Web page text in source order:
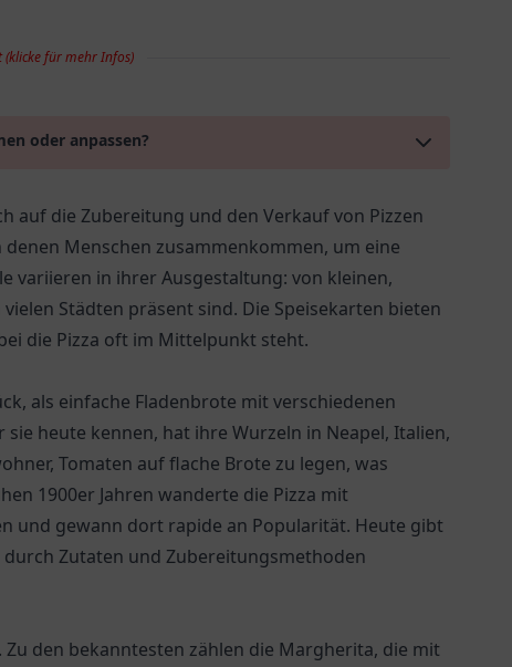
für mehr Infos)
oder anpassen?
auf die Zubereitung und den Verkauf von Pizzen
Menschen zusammenkommen, um eine
variieren in ihrer Ausgestaltung: von kleinen,
Städten präsent sind. Die Speisekarten bieten
die Pizza oft im Mittelpunkt steht.
als einfache Fladenbrote mit verschiedenen
heute kennen, hat ihre Wurzeln in Neapel, Italien,
Tomaten auf flache Brote zu legen, was
1900er Jahren wanderte die Pizza mit
und gewann dort rapide an Popularität. Heute gibt
Zutaten und Zubereitungsmethoden
den bekanntesten zählen die Margherita, die mit